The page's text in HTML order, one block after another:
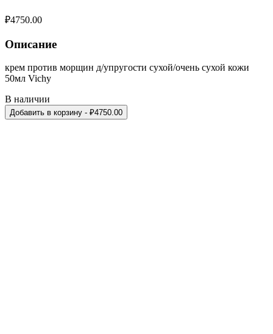
₽4750.00
Описание
крем против морщин д/упругости сухой/очень сухой кожи
50мл Vichy
В наличии
Добавить в корзину - ₽4750.00